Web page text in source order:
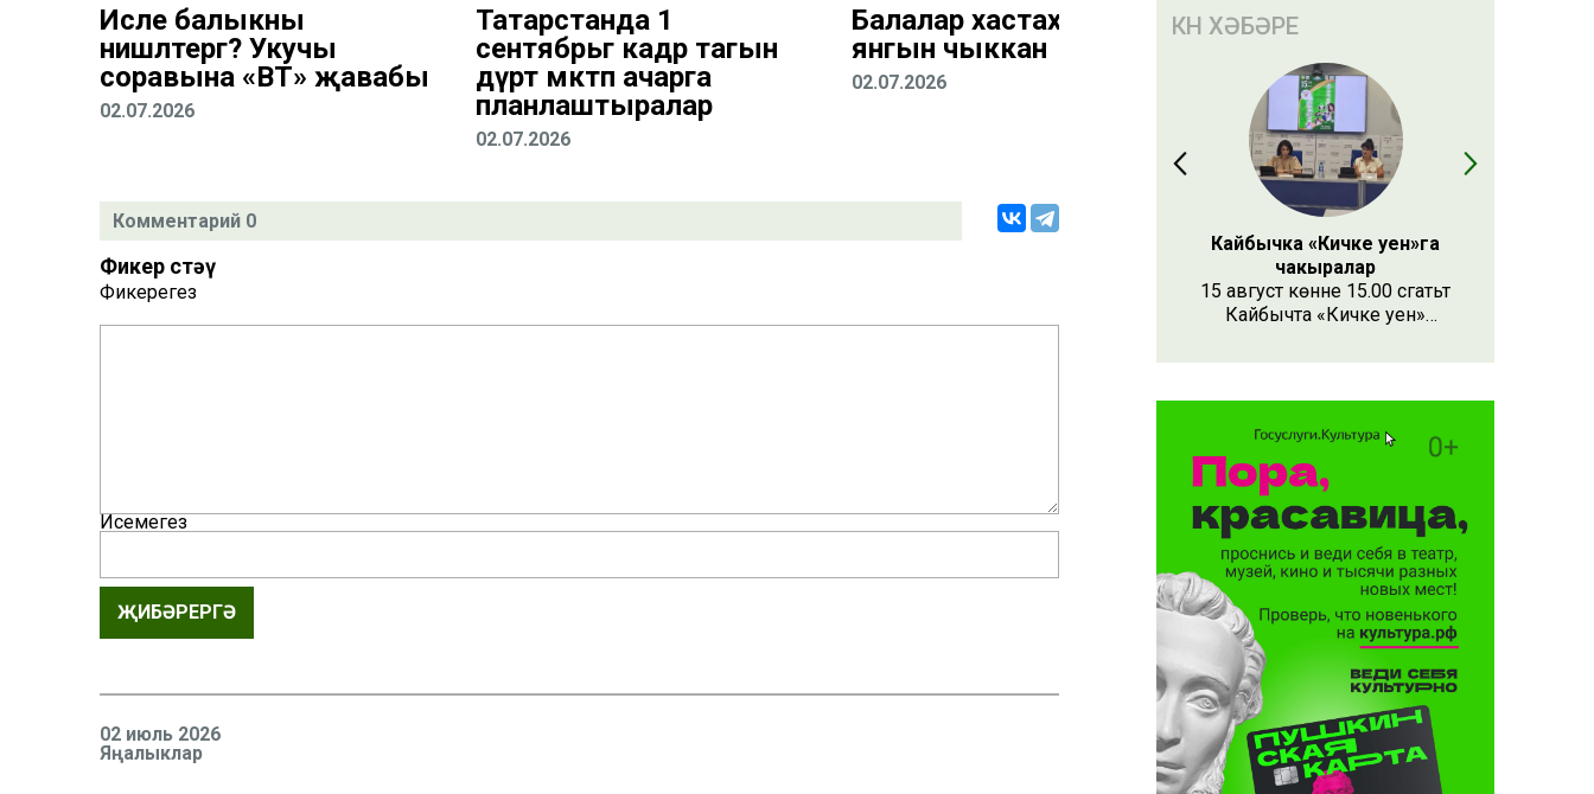
Исле балыкны
нишләтергә? Укучы
соравына «ВТ» җавабы
02.07.2026
Татарстанда 1
сентябрьгә кадәр тагын
дүрт мәктәп ачарга
планлаштыралар
02.07.2026
Балалар хастаханәсендә
янгын чыккан
02.07.2026
Комментарий 0
Фикер өстәү
Фикерегез
Исемегез
ҖИБӘРЕРГӘ
02 июль 2026
Яңалыклар
КӨН ХӘБӘРЕ
Кайбычка «Кичке уен»га
чакыралар
15 август көнне 15.00 сәгатьтә
Кайбычта «Кичке уен»
узачак. Анда республиканың
күрше Чувашия, Мари Эл
республикаларыннан иҗат
коллективлары катнаша.